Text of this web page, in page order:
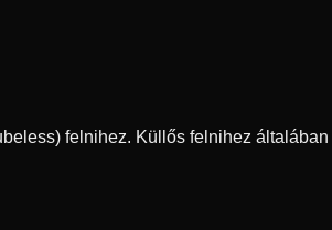
felnihez. Küllős felnihez